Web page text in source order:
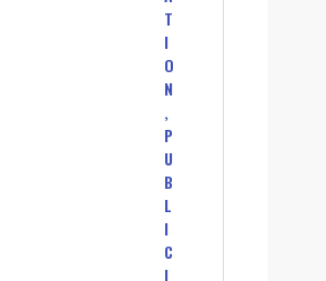
T
I
O
N
,
P
U
B
L
I
C
I